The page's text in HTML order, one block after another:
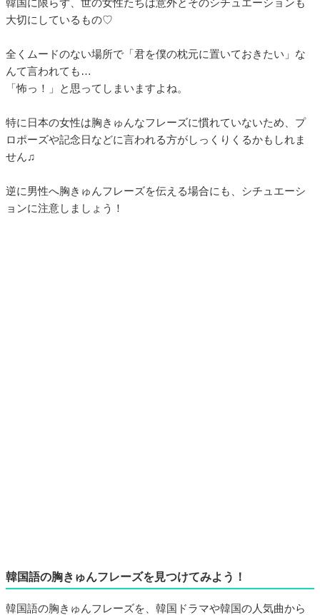
大切にしているもの♡
全くムードのない場所で「君を僕の枕元に置いておきたい」な
んて言われても…
「怖っ！」と思ってしまいますよね。
特に日本の女性は胸きゅんなフレーズに慣れていないため、プ
ロポーズや記念日などに言われる方がしっくりくるかもしれま
せん♫
逆に男性へ胸きゅんフレーズを伝える場合にも、シチュエーシ
ョンに注意しましょう！
韓国語の胸きゅんフレーズを見つけてみよう！
韓国語の胸きゅんフレーズを、韓国ドラマや韓国の人気曲から